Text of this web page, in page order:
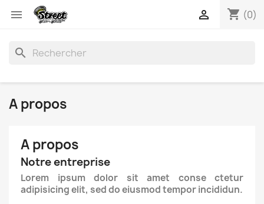
 shopping_cart (0)

search
A propos
A propos
Notre entreprise
Lorem ipsum dolor sit amet conse ctetur
adipisicing elit, sed do eiusmod tempor incididun.